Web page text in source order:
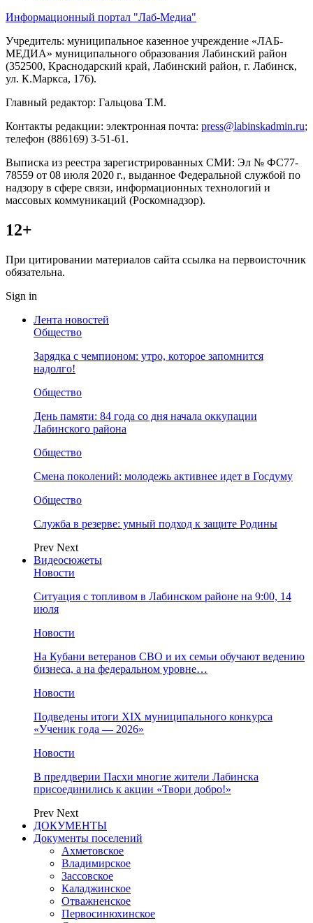
Информационный портал "Лаб-Медиа"
Учредитель: муниципальное казенное учреждение «ЛАБ-
МЕДИА» муниципального образования Лабинский район
(352500, Краснодарский край, Лабинский район, г. Лабинск,
ул. К.Маркса, 176).
Главный редактор: Гальцова Т.М.
Контакты редакции: электронная почта: press@labinskadmin.ru;
телефон (886169) 3-51-61.
Выписка из реестра зарегистрированных СМИ: Эл № ФС77-
78559 от 08 июля 2020 г., выданное Федеральной службой по
надзору в сфере связи, информационных технологий и
массовых коммуникаций (Роскомнадзор).
12+
При цитировании материалов сайта ссылка на первоисточник
обязательна.
Sign in
Лента новостей
Общество
Зарядка с чемпионом: утро, которое запомнится
надолго!
Общество
День памяти: 84 года со дня начала оккупации
Лабинского района
Общество
Смена поколений: молодежь активнее идет в Госдуму
Общество
Служба в резерве: умный подход к защите Родины
Prev Next
Видеосюжеты
Новости
Ситуация с топливом в Лабинском районе на 9:00, 14
июля
Новости
На Кубани ветеранов СВО и их семьи обучают ведению
бизнеса, а на федеральном уровне…
Новости
Подведены итоги XIX муниципального конкурса
«Ученик года — 2026»
Новости
В преддверии Пасхи многие жители Лабинска
присоединились к акции «Твори добро!»
Prev Next
ДОКУМЕНТЫ
Документы поселений
Ахметовское
Владимирское
Зассовское
Каладжинское
Отважненское
Первосинюхинское